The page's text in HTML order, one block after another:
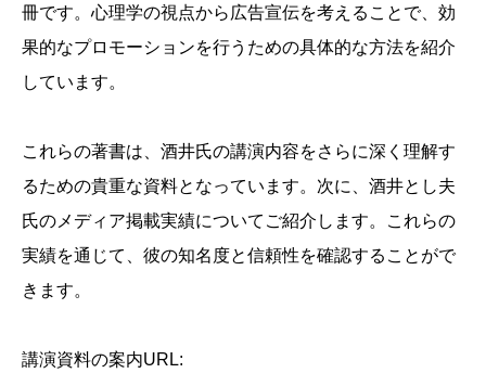
冊です。心理学の視点から広告宣伝を考えることで、効
果的なプロモーションを行うための具体的な方法を紹介
しています。
これらの著書は、酒井氏の講演内容をさらに深く理解す
るための貴重な資料となっています。次に、酒井とし夫
氏のメディア掲載実績についてご紹介します。これらの
実績を通じて、彼の知名度と信頼性を確認することがで
きます。
講演資料の案内URL: